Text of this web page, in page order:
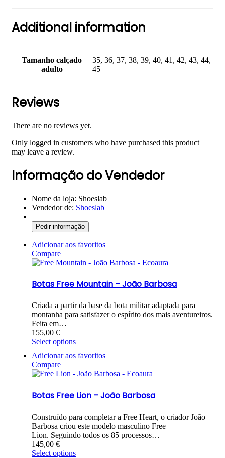
Additional information
Tamanho calçado
adulto
35, 36, 37, 38, 39, 40, 41, 42, 43, 44,
45
Reviews
There are no reviews yet.
Only logged in customers who have purchased this product
may leave a review.
Informação do Vendedor
Nome da loja: Shoeslab
Vendedor de: Shoeslab
Pedir informação
Adicionar aos favoritos
Compare
Botas Free Mountain – João Barbosa
Criada a partir da base da bota militar adaptada para
montanha para satisfazer o espírito dos mais aventureiros.
Feita em…
155,00 €
Select options
Adicionar aos favoritos
Compare
Botas Free Lion – João Barbosa
Construído para completar a Free Heart, o criador João
Barbosa criou este modelo masculino Free
Lion. Seguindo todos os 85 processos…
145,00 €
Select options